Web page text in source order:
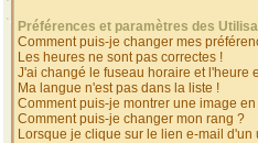
Préférences et paramètres des
Comment puis-je changer mes
Les heures ne sont pas correctes !
J'ai changé le fuseau horaire et l'heure
Ma langue n'est pas dans la liste !
Comment puis-je montrer une image
Comment puis-je changer mon rang ?
Lorsque je clique sur le lien e-mail